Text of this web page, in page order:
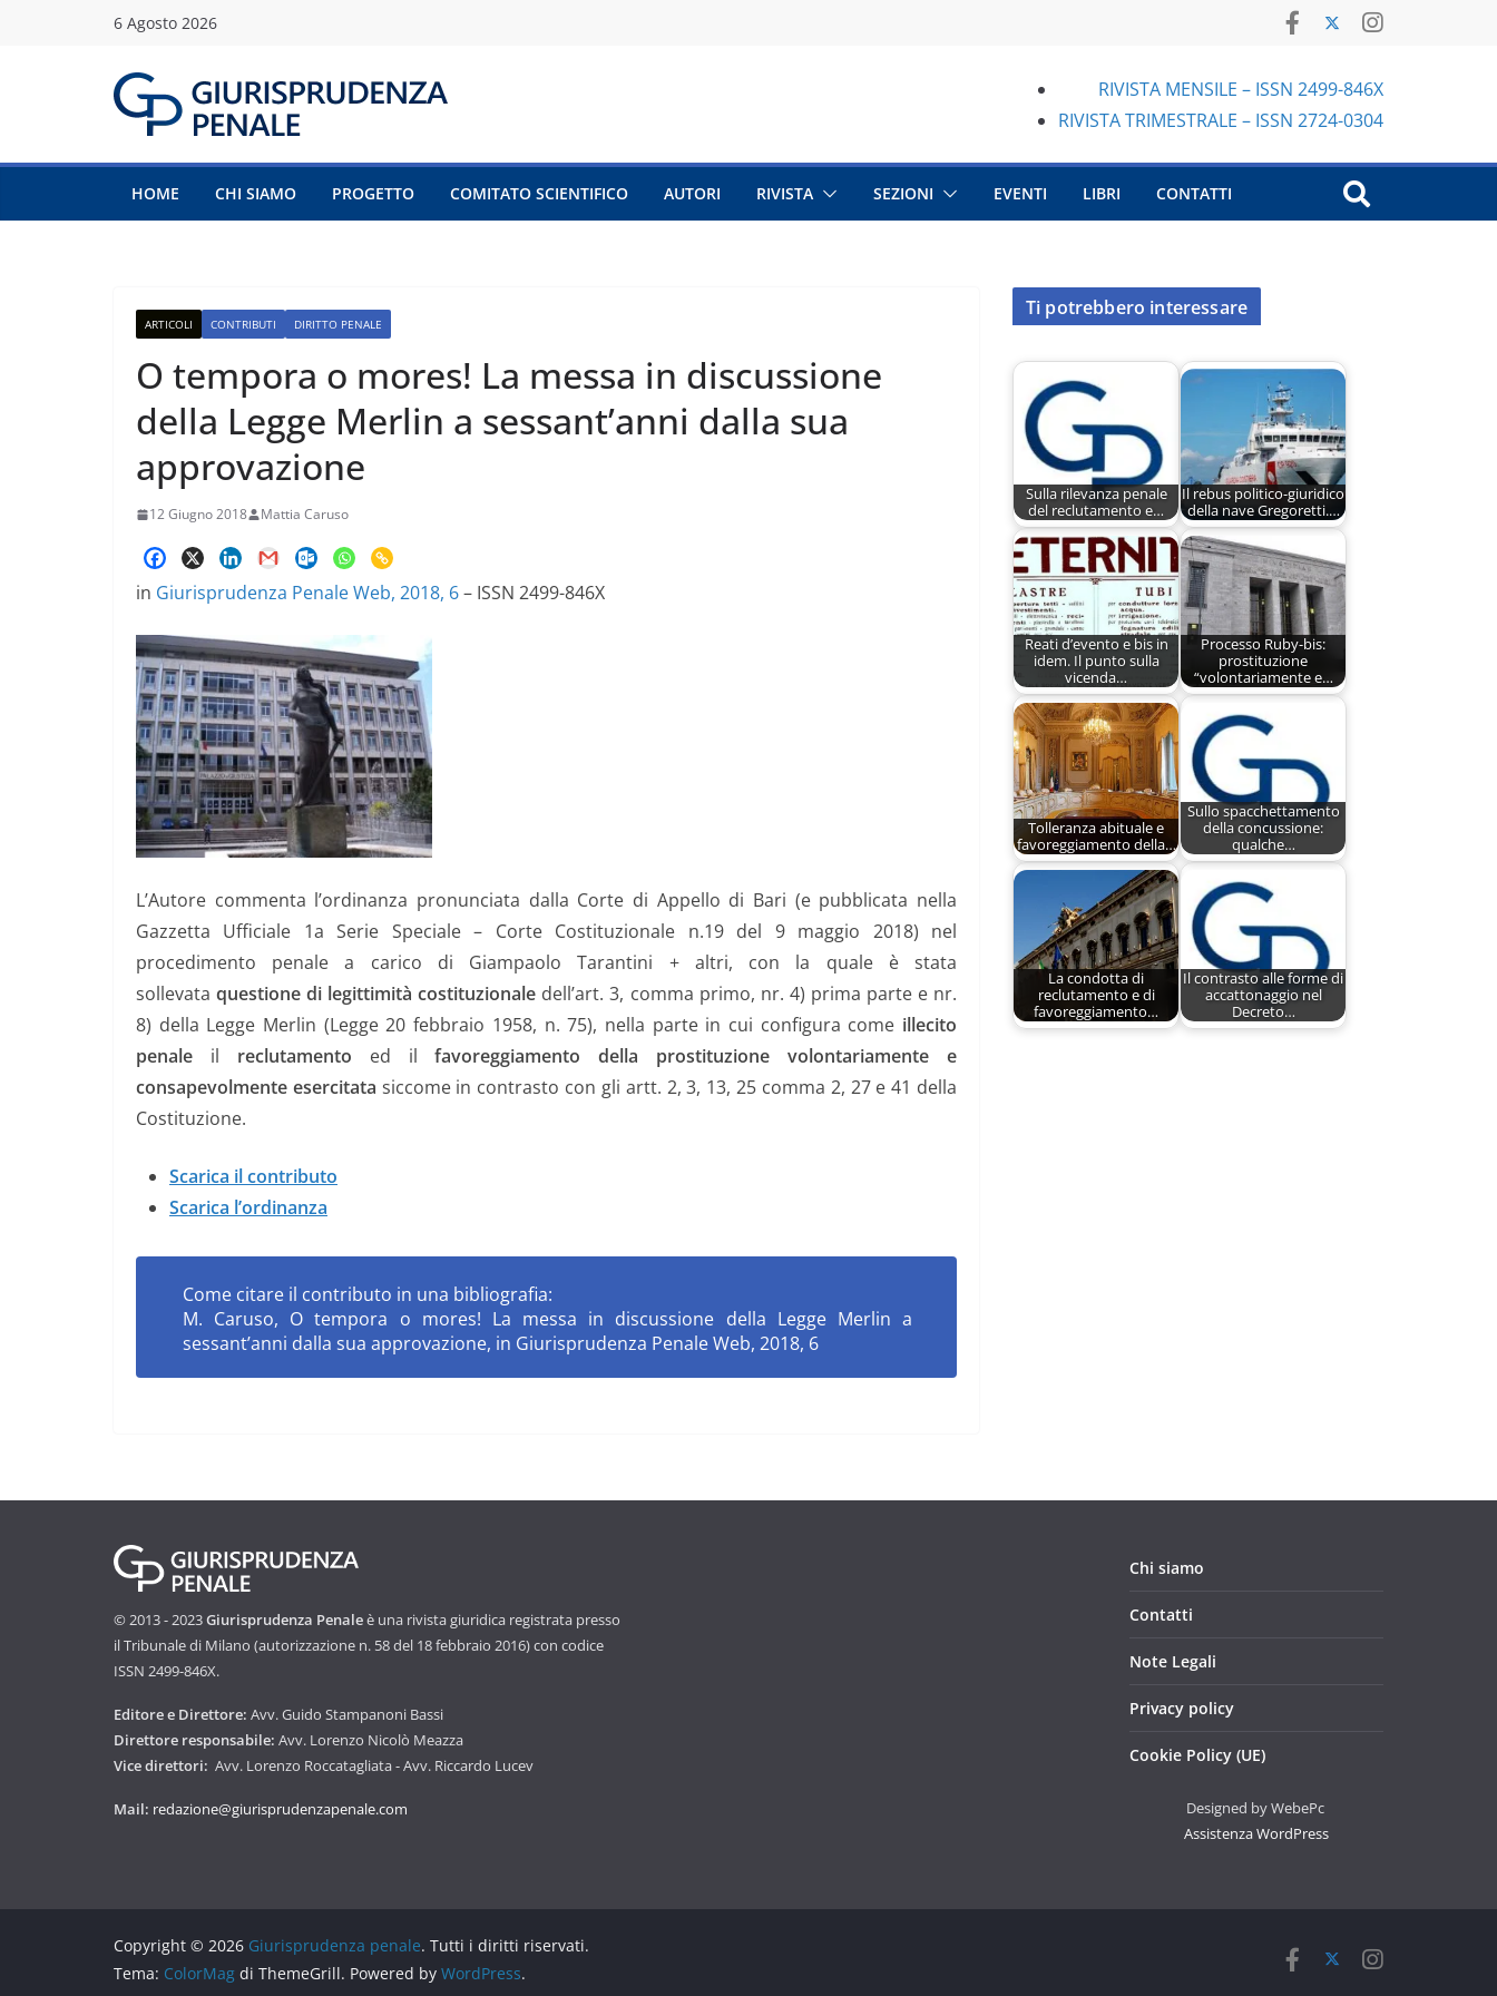
6 Agosto 2026
RIVISTA MENSILE – ISSN 2499-846X
RIVISTA TRIMESTRALE – ISSN 2724-0304
HOME CHI SIAMO PROGETTO COMITATO SCIENTIFICO AUTORI RIVISTA SEZIONI EVENTI LIBRI CONTATTI
ARTICOLI CONTRIBUTI DIRITTO PENALE
O tempora o mores! La messa in discussione
della Legge Merlin a sessant’anni dalla sua
approvazione
12 Giugno 2018 Mattia Caruso
in Giurisprudenza Penale Web, 2018, 6– ISSN 2499-846X
L’Autore commenta l’ordinanza pronunciata dalla Corte di Appello di Bari (e pubblicata nella
Gazzetta Ufficiale 1a Serie Speciale – Corte Costituzionale n.19 del 9 maggio 2018) nel
procedimento penale a carico di Giampaolo Tarantini + altri, con la quale è stata
sollevataquestione di legittimità costituzionale dell’art. 3, comma primo, nr. 4) prima parte e nr.
8) della Legge Merlin (Legge 20 febbraio 1958, n. 75), nella parte in cui configura come illecito
penale il reclutamento ed ilfavoreggiamento della prostituzione volontariamente e
consapevolmente esercitata siccome in contrasto con gli artt. 2, 3, 13, 25 comma 2, 27 e 41 della
Costituzione.
Scarica il contributo
Scarica l’ordinanza
Come citare il contributo in una bibliografia:
M. Caruso, O tempora o mores! La messa in discussione della Legge Merlin a
sessant’anni dalla sua approvazione, in Giurisprudenza Penale Web, 2018, 6
Ti potrebbero interessare
Sulla rilevanza penale
del reclutamento e…
Il rebus politico-giuridico
della nave Gregoretti.…
Reati d’evento e bis in
idem. Il punto sulla
vicenda…
Processo Ruby-bis:
prostituzione
“volontariamente e…
Tolleranza abituale e
favoreggiamento della…
Sullo spacchettamento
della concussione:
qualche…
La condotta di
reclutamento e di
favoreggiamento…
Il contrasto alle forme di
accattonaggio nel
Decreto…
© 2013 - 2023Giurisprudenza Penaleè una rivista giuridica registrata presso
il Tribunale di Milano (autorizzazione n. 58 del 18 febbraio 2016) con codice
ISSN 2499-846X.
Editore e Direttore: Avv. Guido Stampanoni Bassi
Direttore responsabile: Avv. Lorenzo Nicolò Meazza
Vice direttori: Avv. Lorenzo Roccatagliata - Avv. Riccardo Lucev
Mail: redazione@giurisprudenzapenale.com
Chi siamo
Contatti
Note Legali
Privacy policy
Cookie Policy (UE)
Designed by WebePc
Assistenza WordPress
Copyright © 2026 Giurisprudenza penale. Tutti i diritti riservati.
Tema: ColorMag di ThemeGrill. Powered by WordPress.